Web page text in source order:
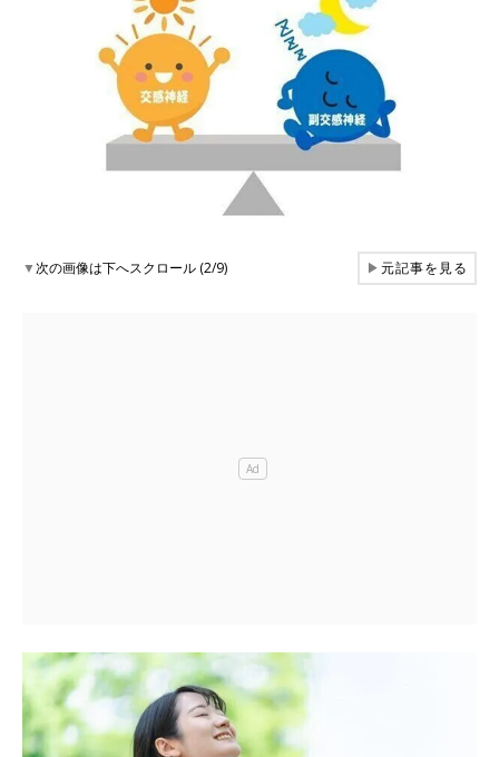
▼次の画像は下へスクロール (2/9) ▶元記事を見る